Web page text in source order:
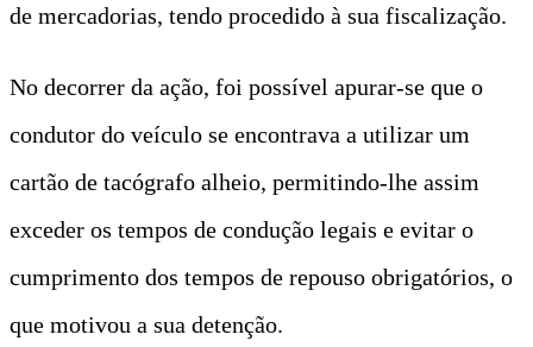
de mercadorias, tendo procedido à sua fiscalização.
No decorrer da ação, foi possível apurar-se que o
condutor do veículo se encontrava a utilizar um
cartão de tacógrafo alheio, permitindo-lhe assim
exceder os tempos de condução legais e evitar o
cumprimento dos tempos de repouso obrigatórios, o
que motivou a sua detenção.